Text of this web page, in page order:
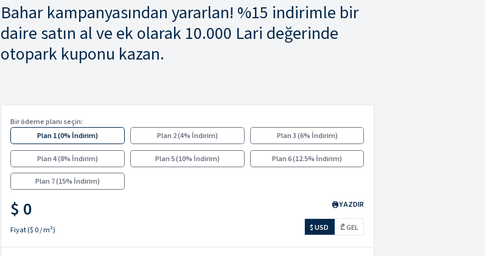
Bahar kampanyasından yararlan! %15 indirimle bir
daire satın al ve ek olarak 10.000 Lari değerinde
otopark kuponu kazan.
Bir ödeme planı seçin:
Plan 1(0% İndirim) Plan 2(4% İndirim) Plan 3(6% İndirim)
Plan 4(8% İndirim) Plan 5(10% İndirim) Plan 6( 12.5% İndirim)
Plan 7(15% İndirim)
$ 0
Fiyat($ 0/ m²)
YAZDIR
$ USD ₾ GEL